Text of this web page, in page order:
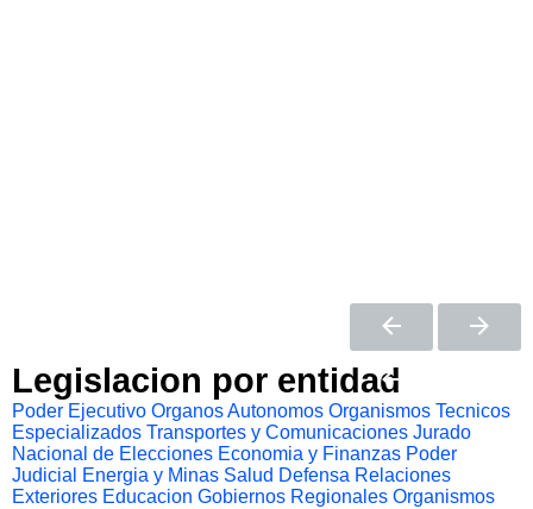
Legislacion por entidad
Poder Ejecutivo Organos Autonomos Organismos Tecnicos
Especializados Transportes y Comunicaciones Jurado
Nacional de Elecciones Economia y Finanzas Poder
Judicial
Energia y Minas Salud Defensa Relaciones
Exteriores Educacion Gobiernos Regionales Organismos